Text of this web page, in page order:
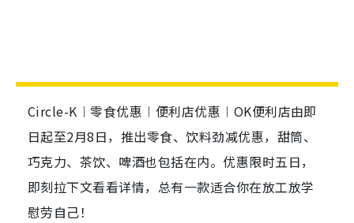
Circle-K︱零食优惠︱便利店优惠︱OK便利店由即
日起至2月8日，推出零食、饮料劲减优惠，甜筒、
巧克力、茶饮、啤酒也包括在内。优惠限时五日，
即刻拉下文看看详情，总有一款适合你在放工放学
慰劳自己！